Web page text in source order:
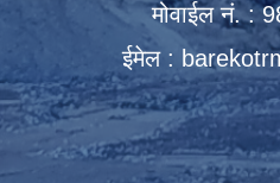
मोवाईल नं. :
ईमेल :